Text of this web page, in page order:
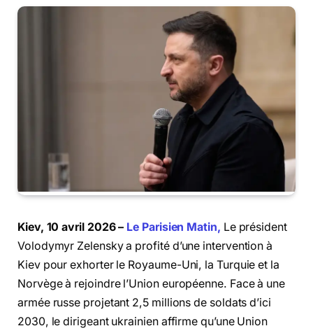
Kiev, 10 avril 2026 – Le Parisien Matin, Le président
Volodymyr Zelensky a profité d’une intervention à
Kiev pour exhorter le Royaume-Uni, la Turquie et la
Norvège à rejoindre l’Union européenne. Face à une
armée russe projetant 2,5 millions de soldats d’ici
2030, le dirigeant ukrainien affirme qu’une Union